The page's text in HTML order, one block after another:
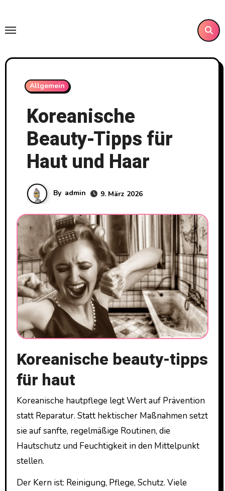
content
Allgemein
Koreanische
Beauty-Tipps für
Haut und Haar
By admin 9. März 2026
Koreanische beauty-tipps
für haut
Koreanische hautpflege legt Wert auf Prävention
statt Reparatur. Statt hektischer Maßnahmen setzt
sie auf sanfte, regelmäßige Routinen, die
Hautschutz und Feuchtigkeit in den Mittelpunkt
stellen.
Der Kern ist: Reinigung, Pflege, Schutz. Viele